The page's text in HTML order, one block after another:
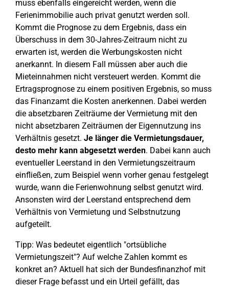
muss ebenfalls eingereicht werden, wenn die
Ferienimmobilie auch privat genutzt werden soll.
Kommt die Prognose zu dem Ergebnis, dass ein
Überschuss in dem 30-Jahres-Zeitraum nicht zu
erwarten ist, werden die Werbungskosten nicht
anerkannt. In diesem Fall müssen aber auch die
Mieteinnahmen nicht versteuert werden. Kommt die
Ertragsprognose zu einem positiven Ergebnis, so muss
das Finanzamt die Kosten anerkennen. Dabei werden
die absetzbaren Zeiträume der Vermietung mit den
nicht absetzbaren Zeiträumen der Eigennutzung ins
Verhältnis gesetzt. Je länger die Vermietungsdauer,
desto mehr kann abgesetzt werden. Dabei kann auch
eventueller Leerstand in den Vermietungszeitraum
einfließen, zum Beispiel wenn vorher genau festgelegt
wurde, wann die Ferienwohnung selbst genutzt wird.
Ansonsten wird der Leerstand entsprechend dem
Verhältnis von Vermietung und Selbstnutzung
aufgeteilt.
Tipp: Was bedeutet eigentlich "ortsübliche
Vermietungszeit"? Auf welche Zahlen kommt es
konkret an? Aktuell hat sich der Bundesfinanzhof mit
dieser Frage befasst und ein Urteil gefällt, das